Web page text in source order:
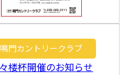
鳴門カントリークラブ
楼杯開催のお知らせ